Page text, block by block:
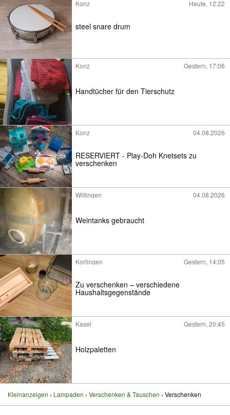
Konz Heute, 12:22
steel snare drum
Konz Gestern, 17:06
Handtücher für den Tierschutz
Konz 04.08.2026
RESERVIERT - Play-Doh Knetsets zu
verschenken
Wiltingen 04.08.2026
Weintanks gebraucht
Korlingen Gestern, 14:05
Zu verschenken – verschiedene
Haushaltsgegenstände
Kasel Gestern, 20:45
Holzpaletten
Kleinanzeigen Lampaden Verschenken & Tauschen Verschenken